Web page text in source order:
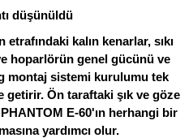
düşünüldü
kalın kenarlar, sıkı
hoparlörün genel gücünü ve
montaj sistemi kurulumu tek
getirir. Ön taraftaki şık ve göze
E-60'ın herhangi bir
yardımcı olur.